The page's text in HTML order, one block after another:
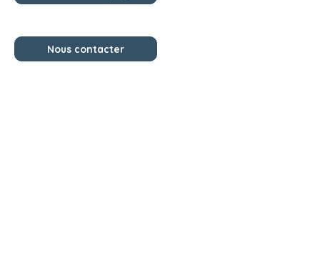
Nous contacter